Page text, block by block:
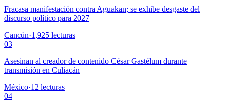
Fracasa manifestación contra Aguakan; se exhibe desgaste del
discurso político para 2027
Cancún·1,925 lecturas
03
Asesinan al creador de contenido César Gastélum durante
transmisión en Culiacán
México·12 lecturas
04